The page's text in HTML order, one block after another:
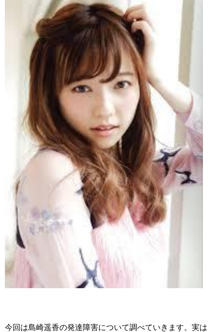
今回は島崎遥香の発達障害について調べていきます。実は